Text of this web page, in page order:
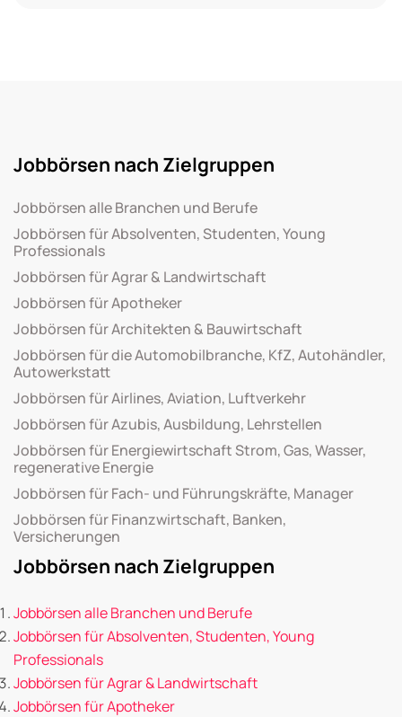
Jobbörsen nach Zielgruppen
Jobbörsen alle Branchen und Berufe
Jobbörsen für Absolventen, Studenten, Young
Professionals
Jobbörsen für Agrar & Landwirtschaft
Jobbörsen für Apotheker
Jobbörsen für Architekten & Bauwirtschaft
Jobbörsen für die Automobilbranche, KfZ, Autohändler,
Autowerkstatt
Jobbörsen für Airlines, Aviation, Luftverkehr
Jobbörsen für Azubis, Ausbildung, Lehrstellen
Jobbörsen für Energiewirtschaft Strom, Gas, Wasser,
regenerative Energie
Jobbörsen für Fach- und Führungskräfte, Manager
Jobbörsen für Finanzwirtschaft, Banken,
Versicherungen
Jobbörsen nach Zielgruppen
Jobbörsen alle Branchen und Berufe
Jobbörsen für Absolventen, Studenten, Young
Professionals
Jobbörsen für Agrar & Landwirtschaft
Jobbörsen für Apotheker